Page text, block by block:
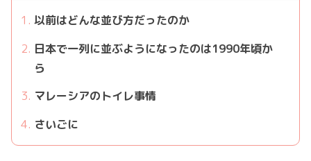
以前はどんな並び方だったのか
日本で一列に並ぶようになったのは1990年頃か
ら
マレーシアのトイレ事情
さいごに